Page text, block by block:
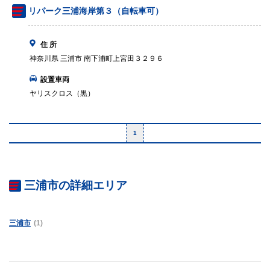
リパーク三浦海岸第３（自転車可）
住 所
神奈川県 三浦市 南下浦町上宮田３２９６
設置車両
ヤリスクロス（黒）
1
三浦市の詳細エリア
三浦市 (1)